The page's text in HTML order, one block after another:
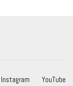
Instagram
YouTube